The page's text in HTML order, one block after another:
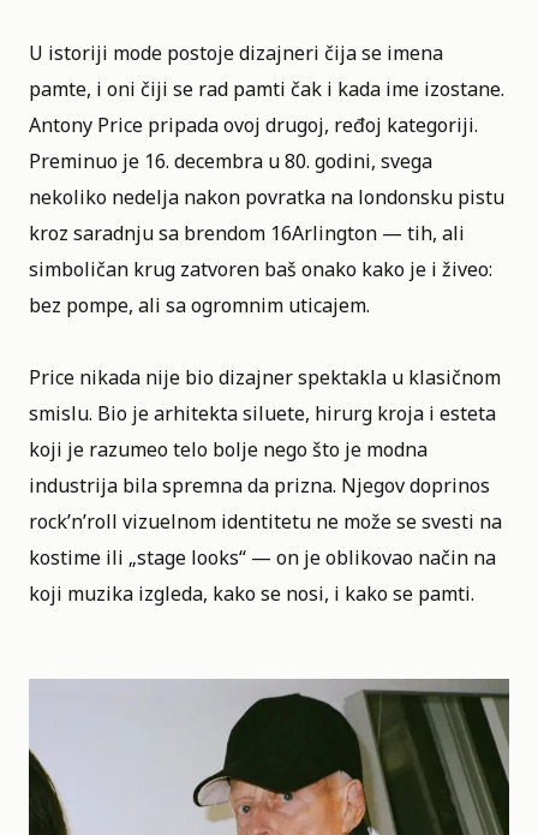
U istoriji mode postoje dizajneri čija se imena
pamte, i oni čiji se rad pamti čak i kada ime izostane.
Antony Price pripada ovoj drugoj, ređoj kategoriji.
Preminuo je 16. decembra u 80. godini, svega
nekoliko nedelja nakon povratka na londonsku pistu
kroz saradnju sa brendom 16Arlington — tih, ali
simboličan krug zatvoren baš onako kako je i živeo:
bez pompe, ali sa ogromnim uticajem.
Price nikada nije bio dizajner spektakla u klasičnom
smislu. Bio je arhitekta siluete, hirurg kroja i esteta
koji je razumeo telo bolje nego što je modna
industrija bila spremna da prizna. Njegov doprinos
rock’n’roll vizuelnom identitetu ne može se svesti na
kostime ili „stage looks“ — on je oblikovao način na
koji muzika izgleda, kako se nosi, i kako se pamti.